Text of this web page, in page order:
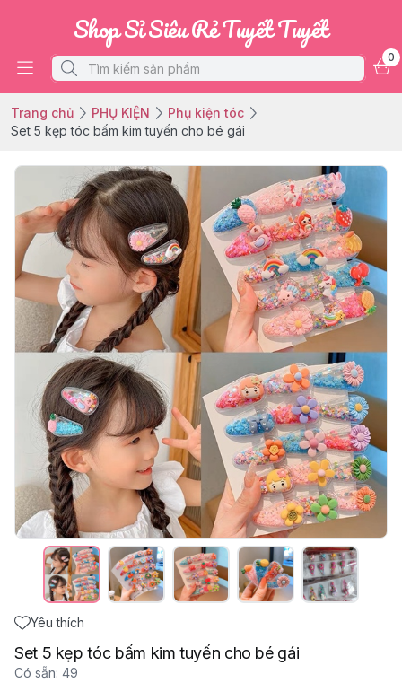
Shop Sỉ Siêu Rẻ Tuyết Tuyết
0
Trang chủ PHỤ KIỆN
Phụ kiện tóc
Set 5 kẹp tóc bấm kim tuyến cho bé gái
Yêu thích
Set 5 kẹp tóc bấm kim tuyến cho bé gái
Có sẵn: 49